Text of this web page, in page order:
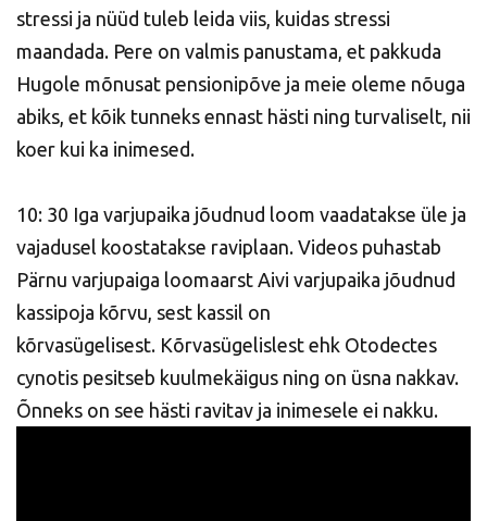
stressi ja nüüd tuleb leida viis, kuidas stressi
maandada. Pere on valmis panustama, et pakkuda
Hugole mõnusat pensionipõve ja meie oleme nõuga
abiks, et kõik tunneks ennast hästi ning turvaliselt, nii
koer kui ka inimesed.
10: 30 Iga varjupaika jõudnud loom vaadatakse üle ja
vajadusel koostatakse raviplaan. Videos puhastab
Pärnu varjupaiga loomaarst Aivi varjupaika jõudnud
kassipoja kõrvu, sest kassil on
kõrvasügelisest. Kõrvasügelislest ehk Otodectes
cynotis pesitseb kuulmekäigus ning on üsna nakkav.
Õnneks on see hästi ravitav ja inimesele ei nakku.